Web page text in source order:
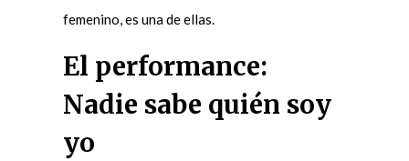
femenino, es una de ellas.
El performance:
Nadie sabe quién soy
yo